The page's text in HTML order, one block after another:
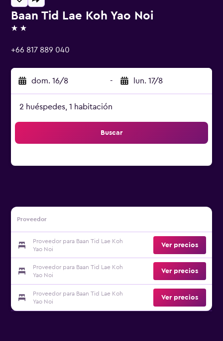
Baan Tid Lae Koh Yao Noi
2 estrellas
+66 817 889 040
dom. 16/8 - lun. 17/8
2 huéspedes, 1 habitación
Buscar
Proveedor
Proveedor para Baan Tid Lae Koh
Yao Noi
Ver precios
Proveedor para Baan Tid Lae Koh
Yao Noi
Ver precios
Proveedor para Baan Tid Lae Koh
Yao Noi
Ver precios